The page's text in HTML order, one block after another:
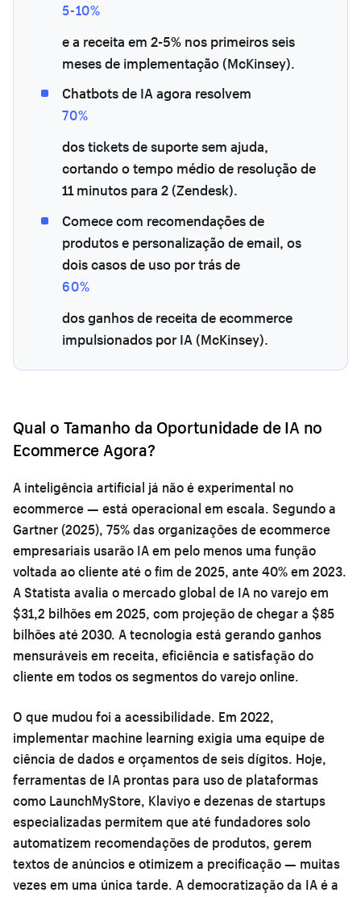
5-10%
e a receita em 2-5% nos primeiros seis
meses de implementação (McKinsey).
Chatbots de IA agora resolvem
70%
dos tickets de suporte sem ajuda,
cortando o tempo médio de resolução de
11 minutos para 2 (Zendesk).
Comece com recomendações de
produtos e personalização de email, os
dois casos de uso por trás de
60%
dos ganhos de receita de ecommerce
impulsionados por IA (McKinsey).
Qual o Tamanho da Oportunidade de IA no
Ecommerce Agora?
A inteligência artificial já não é experimental no
ecommerce — está operacional em escala. Segundo a
Gartner (2025), 75% das organizações de ecommerce
empresariais usarão IA em pelo menos uma função
voltada ao cliente até o fim de 2025, ante 40% em 2023.
A Statista avalia o mercado global de IA no varejo em
$31,2 bilhões em 2025, com projeção de chegar a $85
bilhões até 2030. A tecnologia está gerando ganhos
mensuráveis em receita, eficiência e satisfação do
cliente em todos os segmentos do varejo online.
O que mudou foi a acessibilidade. Em 2022,
implementar machine learning exigia uma equipe de
ciência de dados e orçamentos de seis dígitos. Hoje,
ferramentas de IA prontas para uso de plataformas
como LaunchMyStore, Klaviyo e dezenas de startups
especializadas permitem que até fundadores solo
automatizem recomendações de produtos, gerem
textos de anúncios e otimizem a precificação — muitas
vezes em uma única tarde. A democratização da IA é a